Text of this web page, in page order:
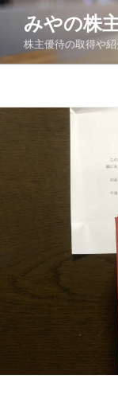
コ
ン
みやの株
株主優待の取得や